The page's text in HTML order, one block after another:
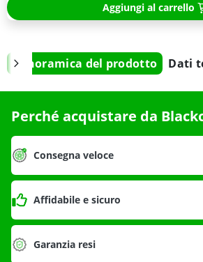
Aggiungi al carrello
Panoramica del prodotto Dati
Perché acquistare da
Consegna veloce
Affidabile e sicuro
Garanzia resi